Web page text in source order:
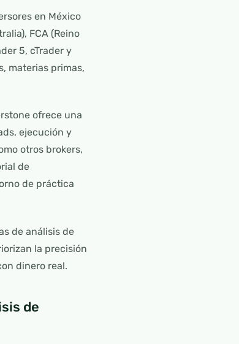
en México
FCA (Reino
5, cTrader y
materias primas,
ofrece una
ejecución y
otros brokers,
de
de práctica
de análisis de
la precisión
dinero real.
de